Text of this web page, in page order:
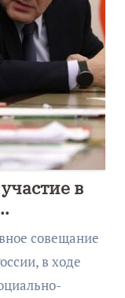
в
совещание
в ходе